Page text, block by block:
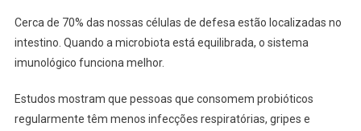
Cerca de 70% das nossas células de defesa estão localizadas no
intestino. Quando a microbiota está equilibrada, o sistema
imunológico funciona melhor.
Estudos mostram que pessoas que consomem probióticos
regularmente têm menos infecções respiratórias, gripes e